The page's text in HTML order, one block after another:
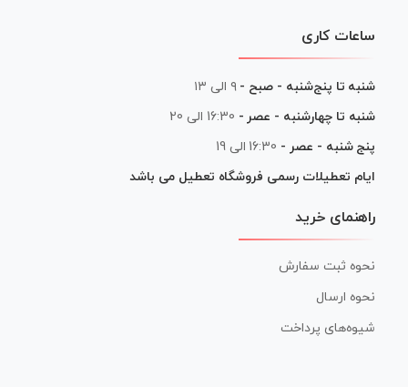
ساعات کاری
شنبه تا پنج‌شنبه - صبح - ۹ الی ۱۳
شنبه تا چهارشنبه - عصر - 16:30 الی 20
پنج شنبه - عصر - 16:30 الی 19
ایام تعطیلات رسمی فروشگاه تعطیل می باشد
راهنمای خرید
نحوه ثبت سفارش
نحوه ارسال
شیوه‌های پرداخت